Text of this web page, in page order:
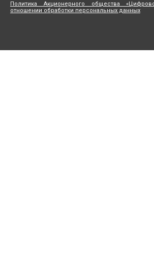
Политика Акционерного общества
отношении обработки персональных данных